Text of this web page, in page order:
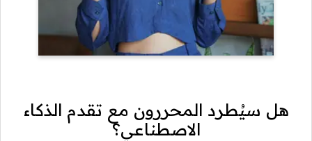
هل سيُطرد المحررون مع تقدم الذكاء
الاصطناعي؟